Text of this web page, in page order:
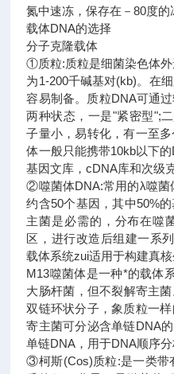
氮中速冻，保存在－80度的
载体DNA的选择
分子克隆载体
①质粒:质粒是细菌染色体
为1-200千碱基对(kb)。在
容易制备。质粒DNA可通
两种状态，一是"紧密型";
子量小，易转化，有一至
体一般只能携带10kb以下
基因文库，cDNA库和次级
②噬菌体DNA:常用的λ噬菌
约含50个基因，其中50%
主菌是必需的，分布在噬
区，进行改造后组建一系
载体系统zui适用于构建真
M13噬菌体是一种*的载体
大肠杆菌，但不裂解寄主
双链环状分子，象质粒一
寄主菌可分泌含单链DNA
单链DNA，用于DNA顺序
③柯斯(Cos)质粒:是一类带